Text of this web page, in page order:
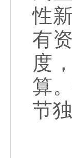
性
有
度
算
节